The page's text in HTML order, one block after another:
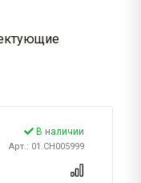
В наличии
Арт.: 01.CH005999